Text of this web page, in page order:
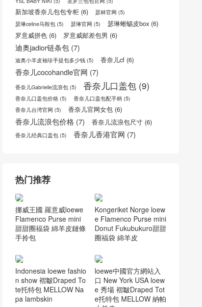
Leboy(14)
luggage micro(22)
Trendy bag(6) woc
YSL BABY NIKI(5) 圣罗兰包包官网(5)
新加坡香奈儿包包专柜(6) 瑟林官网
瑟琳celine马鞍包(5) 瑟琳官网(5) 瑟琳蜥蜴皮box
罗意威拼色(6) 罗意威邮差包男(6)
迪奥jadior链条包(7)
迪奥小羊皮袖珍手提包多少钱 (5) 香奈儿cf(6)
香奈儿cocohandle官网 (7)
香奈儿流浪包价格
香奈儿经典口盖包 香奈儿香港官网
热门推荐
挪威王國 羅意威loewe
Flamenco Purse mini
甜甜圈福袋 綿羊皮鏈條
手拎包
Kongeriket Norge loew
e Flamenco Purse mini
Donut Fukubukuro甜甜
圈福袋 綿羊皮